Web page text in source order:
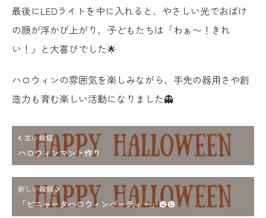
最後にLEDライトを中に入れると、やさしい光でおばけ
の顔が浮かび上がり、子どもたちは「わぁ〜！きれ
い！」と大喜びでした🌟
ハロウィンの雰囲気を楽しみながら、手先の器用さや創
造力も育む楽しい活動になりました👻
古い投稿
ハロウィンマント作り
新しい投稿
「ピニャータハロウィンパーティー」🎃🎃